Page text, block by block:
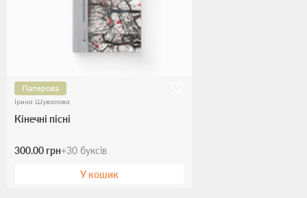
Паперова
Ірина Шувалова
Кінечні пісні
300.00 грн+30 буксів
У кошик